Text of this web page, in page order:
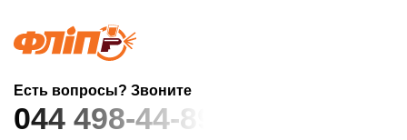
Есть вопросы? Звоните
044 498-44-89